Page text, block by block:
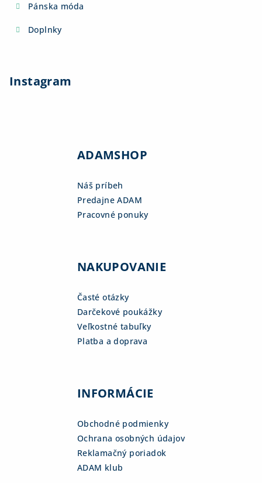
Pánska móda
Doplnky
Instagram
ADAMSHOP
Náš príbeh
Predajne ADAM
Pracovné ponuky
NAKUPOVANIE
Časté otázky
Darčekové poukážky
Veľkostné tabuľky
Platba a doprava
INFORMÁCIE
Obchodné podmienky
Ochrana osobných údajov
Reklamačný poriadok
ADAM klub